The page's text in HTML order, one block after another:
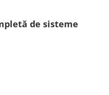
de sisteme